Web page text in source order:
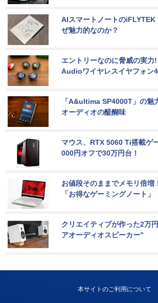
AIスマートノートのiFLYTEK
ぜ魅力的なのか？
エントリーなのに脅威の実
Audioワイヤレスイヤフォン
「A&ultima SP4000T」の魅
オーディオの醍醐味
マウス、RTX 5060 Ti搭載ゲ
000円オフで30万円台！
お値段そのままでメモリ倍増
「お得なゲーミングノート」
クリエイティブが作った2万
アオーディオスピーカー”
本サイトのご利用について